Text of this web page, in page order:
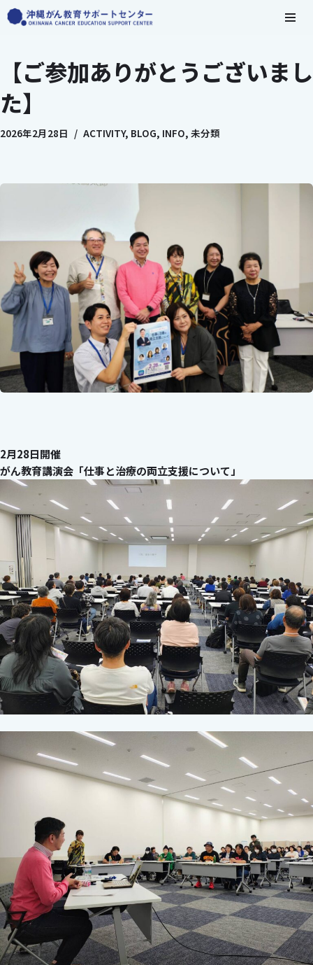
テ
ン
ツ
ス
【ご参加ありがとうございまし
た】
2026年2月28日 ACTIVITY, BLOG, INFO, 未分類
2月28日開催
がん教育講演会「仕事と治療の両立支援について」